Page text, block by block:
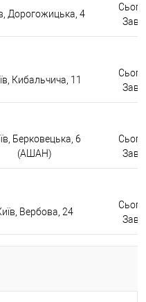
Дорогожицька, 4
Кибальчича, 11
Берковецька, 6
(АШАН)
Вербова, 24